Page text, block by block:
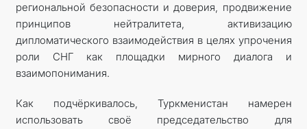
региональной безопасности и доверия, продвижение
принципов нейтралитета, активизацию
дипломатического взаимодействия в целях упрочения
роли СНГ как площадки мирного диалога и
взаимопонимания.
Как подчёркивалось, Туркменистан намерен
использовать своё председательство для